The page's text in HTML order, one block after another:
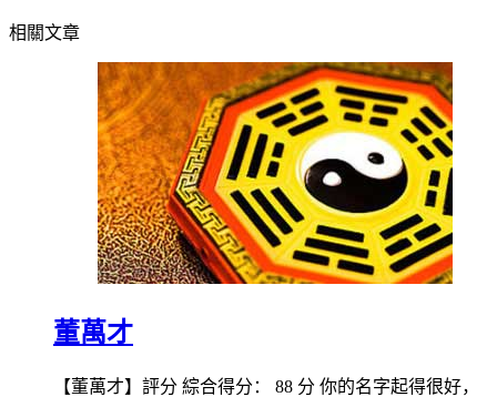
相關文章
董萬才
【董萬才】評分 綜合得分： 88 分 你的名字起得很好，